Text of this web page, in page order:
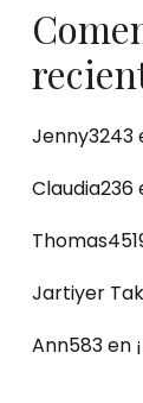
Jenny3243
Claudia236
Jartiyer
Ann583en